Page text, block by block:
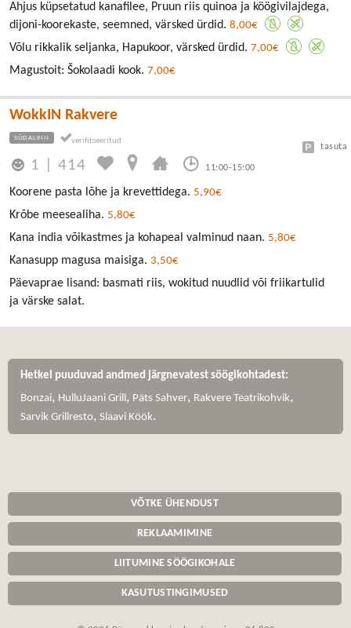
Ahjus küpsetatud kanafilee, Pruun riis quinoa ja köögivilajdega,
dijoni-koorekaste, seemned, värsked ürdid. 8,00€
Võlu rikkalik seljanka, Hapukoor, värsked ürdid. 7,00€
Magustoit: Šokolaadi kook. 7,00€
WokkIN Rakvere
SÜDALINN
1 |414 11:00-15:00
tasuta
Koorene pasta lõhe ja krevettidega. 5,90€
Krõbe meesealiha. 5,80€
Kana india võikastmes ja kohapeal valminud naan. 5,80€
Kanasupp magusa maisiga. 3,50€
Päevaprae lisand: basmati riis, wokitud nuudlid või friikartulid
ja värske salat.
Hetkel puuduvad andmed järgnevatest söögikohtadest:
Bonzai, HulluJaani Grill , Päts Sahver, Rakvere Teatrikohvik,
Sarvik Grillresto, Slaavi Köök.
VÕTKE ÜHENDUST
REKLAAMIMINE
LIITUMINE SÖÖGIKOHALE
KASUTUSTINGIMUSED